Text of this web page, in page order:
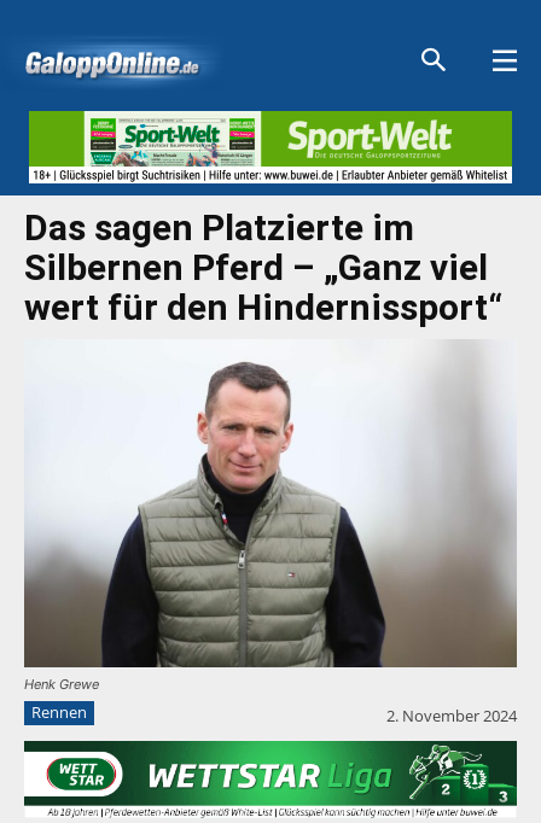
Das sagen Platzierte im
Silbernen Pferd – „Ganz viel
wert für den Hindernissport“
Henk Grewe
Rennen 2. November 2024